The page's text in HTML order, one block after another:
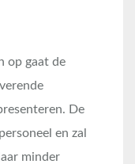
op gaat de
De
en zal
minder